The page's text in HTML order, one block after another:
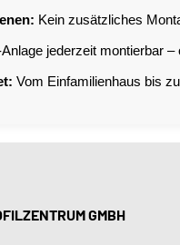
Kein zusätzliches
Anlage jederzeit montierbar
Vom Einfamilienhaus bis
GMBH